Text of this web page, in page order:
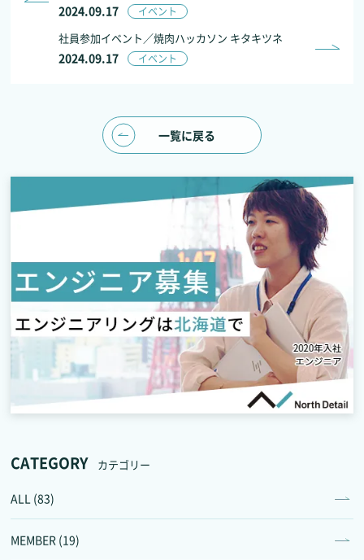
2024.09.17 イベント
2024.09.17 イベント
社員参加イベント／焼肉ハッカソン キタキツネ
一覧に戻る
CATEGORY カテゴリー
ALL (83)
MEMBER (19)